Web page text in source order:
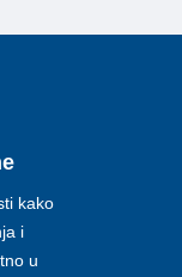
kako
i
u